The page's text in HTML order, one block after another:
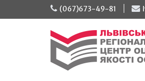
(067)673-49-81